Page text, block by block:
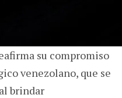
su compromiso
venezolano, que se
brindar